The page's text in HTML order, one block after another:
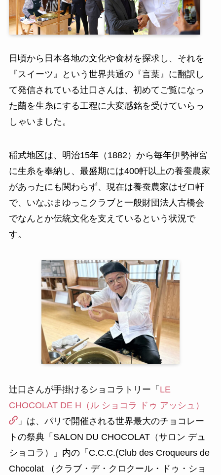
日頃から日本各地の文化や食材を探求し、それを
『スイーツ』という世界共通の『言葉』に翻訳し
て発信されている辻口さんは、初めてご覧になっ
た繭を生糸にする工程に大変感銘を受けていらっ
しゃいました。
稲武地区は、明治15年（1882）から毎年伊勢神宮
に生糸を奉納し、最盛期には400軒以上の養蚕農家
があったにも関わらず、現在は養蚕農家はゼロ軒
で、いなぶまゆっこクラブと一般財団法人古橋会
でなんとか伝統文化を支えているという状況で
す。
辻口さんが手掛けるショコラトリー「 LE
CHOCOLAT DE H（ル ショコラ ドゥ アッシュ）
」は、パリで開催される世界最大のチョコレー
トの祭典「SALON DU CHOCOLAT（サロン デュ
ショコラ）」内の「C.C.C.(Club des Croqueurs de
Chocolat （クラブ・デ・クロクール・ドゥ・ショ